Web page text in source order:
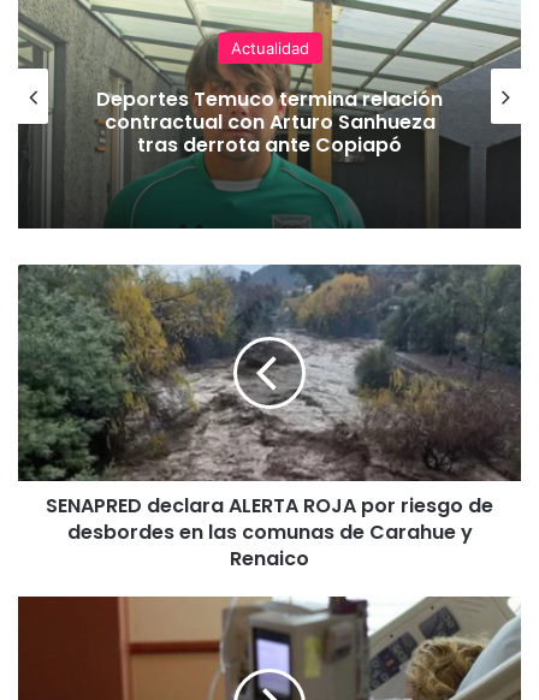
Actualidad
Deportes Temuco termina relación
contractual con Arturo Sanhueza
tras derrota ante Copiapó
S
E
N
A
P
R
E
D
d
SENAPRED declara ALERTA ROJA por riesgo de
desbordes en las comunas de Carahue y
Renaico